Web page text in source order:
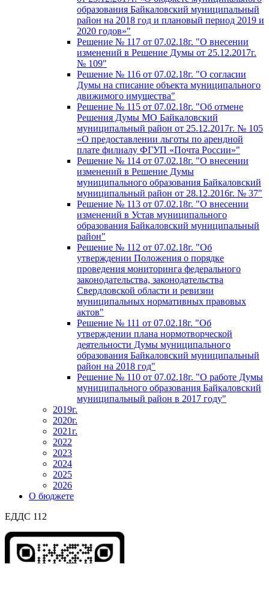
образования Байкаловский муниципальный
район на 2018 год и плановый период 2019 и
2020 годов»"
Решение № 117 от 07.02.18г. "О внесении
изменений в Решение Думы от 25.12.2017г.
№ 109"
Решение № 116 от 07.02.18г. "О согласии
Думы на списание объекта муниципального
движимого имущества"
Решение № 115 от 07.02.18г. "Об отмене
Решения Думы МО Байкаловский
муниципальный район от 25.12.2017г. № 105
«О предоставлении льготы по арендной
плате филиалу ФГУП «Почта России»"
Решение № 114 от 07.02.18г. "О внесении
изменений в Решение Думы
муниципального образования Байкаловский
муниципальный район от 28.12.2016г. № 37"
Решение № 113 от 07.02.18г. "О внесении
изменений в Устав муниципального
образования Байкаловский муниципальный
район"
Решение № 112 от 07.02.18г. "Об
утверждении Положения о порядке
проведения мониторинга федерального
законодательства, законодательства
Свердловской области и ревизии
муниципальных нормативных правовых
актов"
Решение № 111 от 07.02.18г. "Об
утверждении плана нормотворческой
деятельности Думы муниципального
образования Байкаловский муниципальный
район на 2018 год"
Решение № 110 от 07.02.18г. "О работе Думы
муниципального образования Байкаловский
муниципальный район в 2017 году"
2019г.
2020г.
2021г.
2022
2023
2024
2025
2026
О бюджете
ЕДДС 112